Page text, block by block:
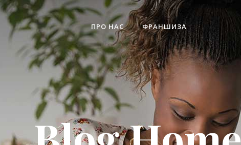
ПРО НАС ФРАНШИЗА